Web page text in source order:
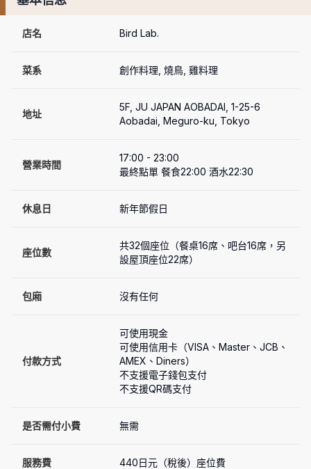
店名 Bird Lab.
菜系 創作料理, 燒鳥, 雞料理
地址
5F, JU JAPAN AOBADAI, 1-25-6
Aobadai, Meguro-ku, Tokyo
營業時間
17:00 - 23:00
最終點單 餐食22:00 酒水22:30
休息日 新年節假日
座位數
共32個座位（餐桌16席、吧台16席，另
設屋頂座位22席）
包廂 沒有任何
付款方式
可使用現金
可使用信用卡（VISA、Master、JCB、
AMEX、Diners）
不支援電子錢包支付
不支援QR碼支付
是否需付小費 無需
服務費 440日元（稅後）座位費